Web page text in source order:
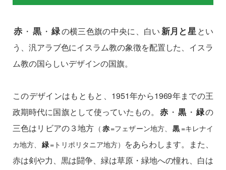
赤 ・ 黒 ・ 緑の横三色旗の中央に、白い新月と星とい
う、汎アラブ色にイスラム教の象徴を配置した、イスラ
ム教の国らしいデザインの国旗。
このデザインはもともと、1951年から1969年までの王
政期時代に国旗として使っていたもの。 赤 ・ 黒 ・ 緑の
三色はリビアの３地方 （ 赤=フェザーン地方、 黒 =キレナイ
カ地方、
緑=トリポリタニア地方） をあらわします。また、
赤は剣や力、黒は闘争、緑は草原・緑地への憧れ、白は